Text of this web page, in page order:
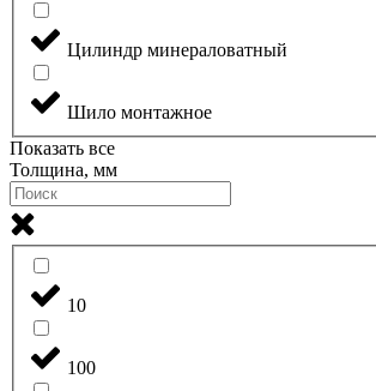
Цилиндр минераловатный
Шило монтажное
Показать все
Толщина, мм
10
100